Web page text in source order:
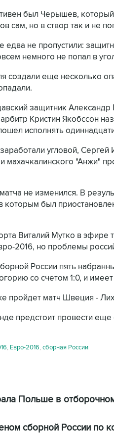
был Черышев,
сам, но в створ так и не
не пропустили:
немного не попал в
создали еще несколько
защитник
Кристин Якобссон
исполнять
угловой,
махачкалинского "Анжи"
не изменился. В
которым был
Виталий Мутко в эфире
2016, но проблемы
России пять
со счетом 1:0, и
пройдет матч Швеция -
предстоит провести
, Евро-2016, сборная России
Польше в
сборной России по